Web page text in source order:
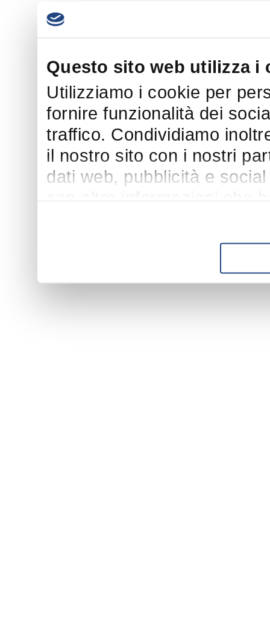
Questo sito web utilizza i
Utilizziamo i cookie per
fornire funzionalità dei
traffico. Condividiamo
il nostro sito con i nostri
dati web, pubblicità e